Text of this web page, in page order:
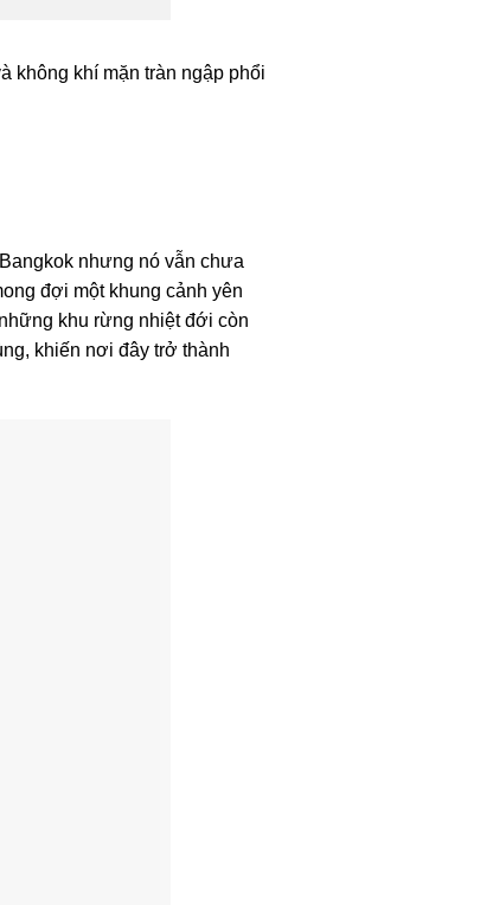
không khí mặn tràn ngập phổi
nhưng nó vẫn chưa
đợi một khung cảnh yên
khu rừng nhiệt đới còn
khiến nơi đây trở thành